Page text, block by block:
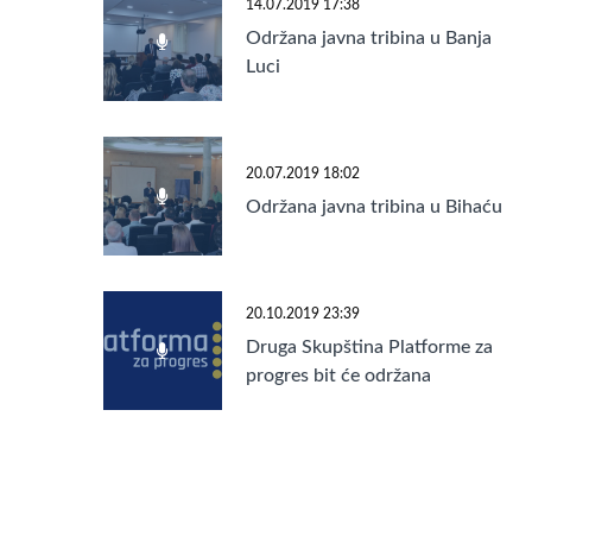
14.07.2019 17:38
Održana javna tribina u Banja
Luci
20.07.2019 18:02
Održana javna tribina u Bihaću
20.10.2019 23:39
Druga Skupština Platforme za
progres bit će održana